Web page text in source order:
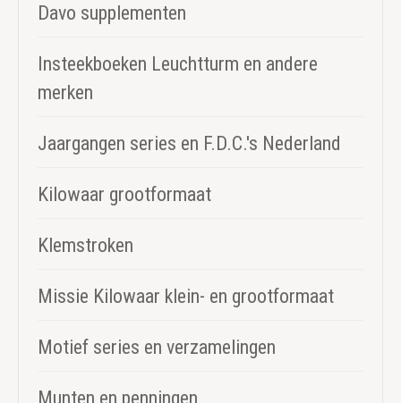
Davo supplementen
Insteekboeken Leuchtturm en andere
merken
Jaargangen series en F.D.C.'s Nederland
Kilowaar grootformaat
Klemstroken
Missie Kilowaar klein- en grootformaat
Motief series en verzamelingen
Munten en penningen